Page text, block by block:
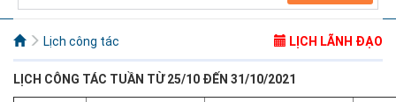
Lịch công tác LỊCH LÃNH ĐẠO
LỊCH CÔNG TÁC TUẦN TỪ 25/10 ĐẾN 31/10/2021